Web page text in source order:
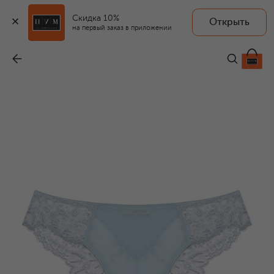
Скидка 10%
на первый заказ в приложении
Открыть
I.D. SARRIERI